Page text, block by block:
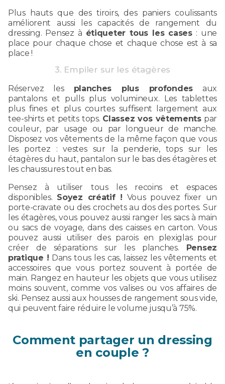
Plus hauts que des tiroirs, des paniers coulissants
améliorent aussi les capacités de rangement du
dressing. Pensez à étiqueter tous les cases: une
place pour chaque chose et chaque chose est à sa
place !
3. Empiler sur les étagères
Réservez les planches plus profondes aux
pantalons et pulls plus volumineux. Les tablettes
plus fines et plus courtes suffisent largement aux
tee-shirts et petits tops. Classez vos vêtementspar
couleur, par usage ou par longueur de manche.
Disposez vos vêtements de la même façon que vous
les portez : vestes sur la penderie, tops sur les
étagères du haut, pantalon sur le bas des étagères et
les chaussures tout en bas.
Pensez à utiliser tous les recoins et espaces
disponibles. Soyez créatif ! Vous pouvez fixer un
porte-cravate ou des crochets au dos des portes. Sur
les étagères, vous pouvez aussi ranger les sacs à main
ou sacs de voyage, dans des caisses en carton. Vous
pouvez aussi utiliser des parois en plexiglas pour
créer de séparations sur les planches. Pensez
pratique ! Dans tous les cas, laissez les vêtements et
accessoires que vous portez souvent à portée de
main. Rangez en hauteur les objets que vous utilisez
moins souvent, comme vos valises ou vos affaires de
ski. Pensez aussi aux housses de rangement sous vide,
qui peuvent faire réduire le volume jusqu’à 75%.
Comment partager un dressing
en couple ?